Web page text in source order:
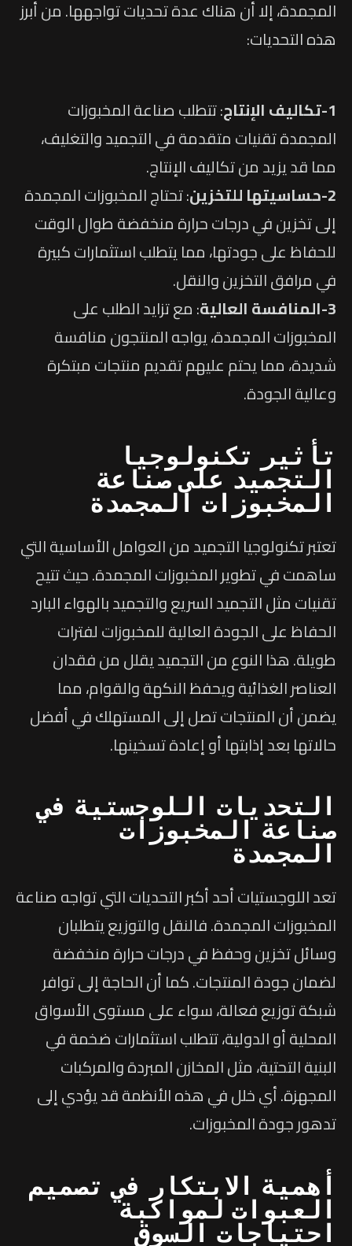
المجمدة، إلا أن هناك عدة تحديات تواجهها. من أبرز
هذه التحديات:
1-تكاليف الإنتاج
: تتطلب صناعة المخبوزات
المجمدة تقنيات متقدمة في التجميد والتغليف،
مما قد يزيد من تكاليف الإنتاج.
2-حساسيتها للتخزين
: تحتاج المخبوزات المجمدة
إلى تخزين في درجات حرارة منخفضة طوال الوقت
للحفاظ على جودتها، مما يتطلب استثمارات كبيرة
في مرافق التخزين والنقل.
3-المنافسة العالية
: مع تزايد الطلب على
المخبوزات المجمدة، يواجه المنتجون منافسة
شديدة، مما يحتم عليهم تقديم منتجات مبتكرة
وعالية الجودة.
تأثير تكنولوجيا
التجميد على صناعة
المخبوزات المجمدة
تعتبر تكنولوجيا التجميد من العوامل الأساسية التي
ساهمت في تطوير المخبوزات المجمدة. حيث تتيح
تقنيات مثل التجميد السريع والتجميد بالهواء البارد
الحفاظ على الجودة العالية للمخبوزات لفترات
طويلة. هذا النوع من التجميد يقلل من فقدان
العناصر الغذائية ويحفظ النكهة والقوام، مما
يضمن أن المنتجات تصل إلى المستهلك في أفضل
حالاتها بعد إذابتها أو إعادة تسخينها.
التحديات اللوجستية في
صناعة المخبوزات
المجمدة
تعد اللوجستيات أحد أكبر التحديات التي تواجه صناعة
المخبوزات المجمدة. فالنقل والتوزيع يتطلبان
وسائل تخزين وحفظ في درجات حرارة منخفضة
لضمان جودة المنتجات. كما أن الحاجة إلى توافر
شبكة توزيع فعالة، سواء على مستوى الأسواق
المحلية أو الدولية، تتطلب استثمارات ضخمة في
البنية التحتية، مثل المخازن المبردة والمركبات
المجهزة. أي خلل في هذه الأنظمة قد يؤدي إلى
تدهور جودة المخبوزات.
أهمية الابتكار في تصميم
العبوات لمواكبة
احتياجات السوق